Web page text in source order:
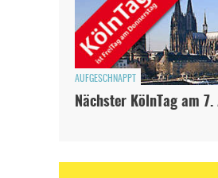
AUFGESCHNAPPT
Nächster KölnTag am 7.